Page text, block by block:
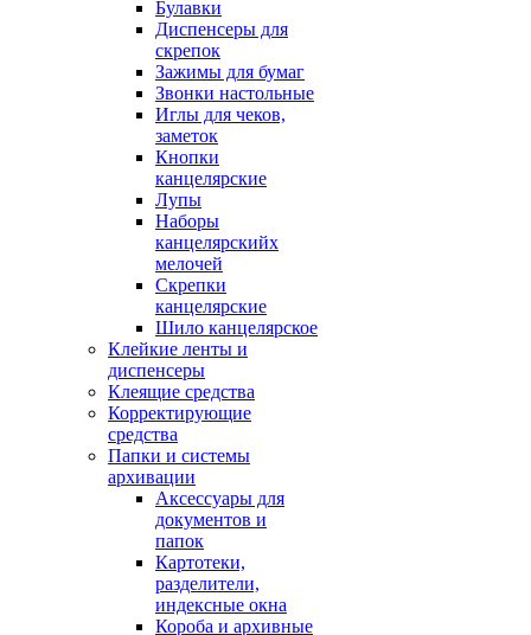
Булавки
Диспенсеры для
скрепок
Зажимы для бумаг
Звонки настольные
Иглы для чеков,
заметок
Кнопки
канцелярские
Лупы
Наборы
канцелярскийх
мелочей
Скрепки
канцелярские
Шило канцелярское
Клейкие ленты и
диспенсеры
Клеящие средства
Корректирующие
средства
Папки и системы
архивации
Аксессуары для
документов и
папок
Картотеки,
разделители,
индексные окна
Короба и архивные